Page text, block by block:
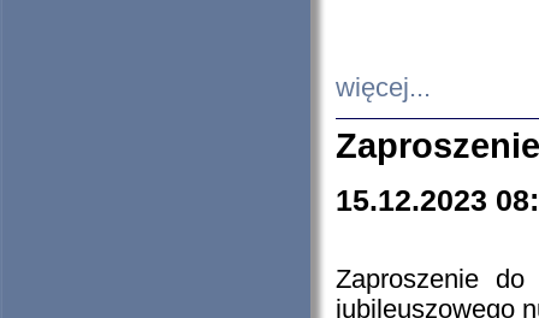
więcej...
15.12.2023
Zaproszenie do
jubileuszowego